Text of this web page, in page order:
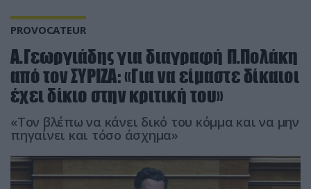
PROVOCATEUR
Α.Γεωργιάδης για διαγραφή Π.Πολάκη
από τον ΣΥΡΙΖΑ: «Για να είμαστε δίκαιοι
έχει δίκιο στην κριτική του»
«Τον βλέπω να κάνει δικό του κόμμα και να μην
πηγαίνει και τόσο άσχημα»